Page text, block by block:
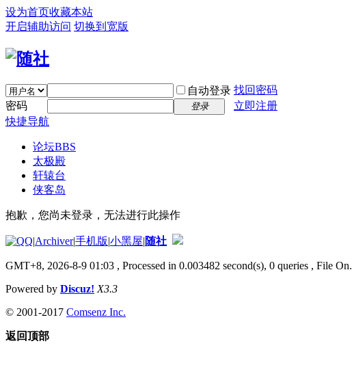
设为首页收藏本站
开启辅助访问 切换到宽版
自动登录 找回密码
密码
登录
立即注册
快捷导航
论坛BBS
太极殿
轩辕台
侠客岛
抱歉，您尚未登录，无法进行此操作
|Archiver|手机版|小黑屋|随社
GMT+8, 2026-8-9 01:03 , Processed in 0.003482 second(s), 0 queries , File On.
Powered by Discuz! X3.3
© 2001-2017 Comsenz Inc.
返回顶部